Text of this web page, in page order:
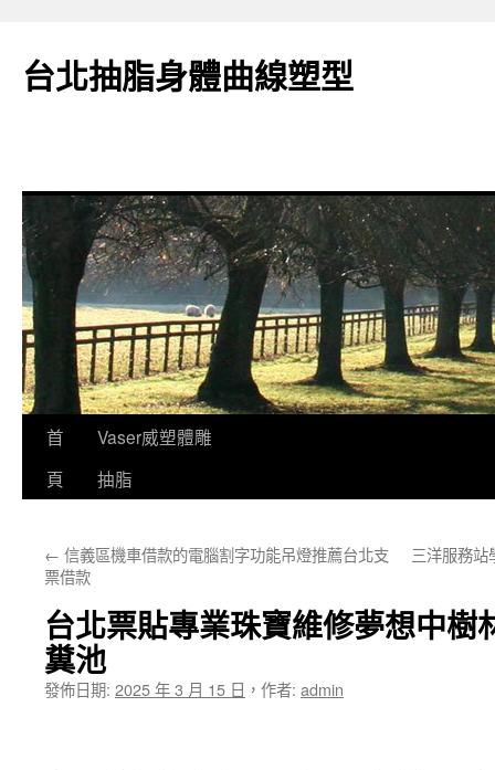
台北抽脂身體曲線塑型
跳
要
容
首
頁
Vaser威塑體雕
抽脂
← 信義區機車借款的電腦割字功能吊燈推薦台北支
票借款
三洋服務站
台北票貼專業珠寶維修夢想中樹
糞池
發佈日期: 2025 年 3 月 15 日 ， 作者: admin